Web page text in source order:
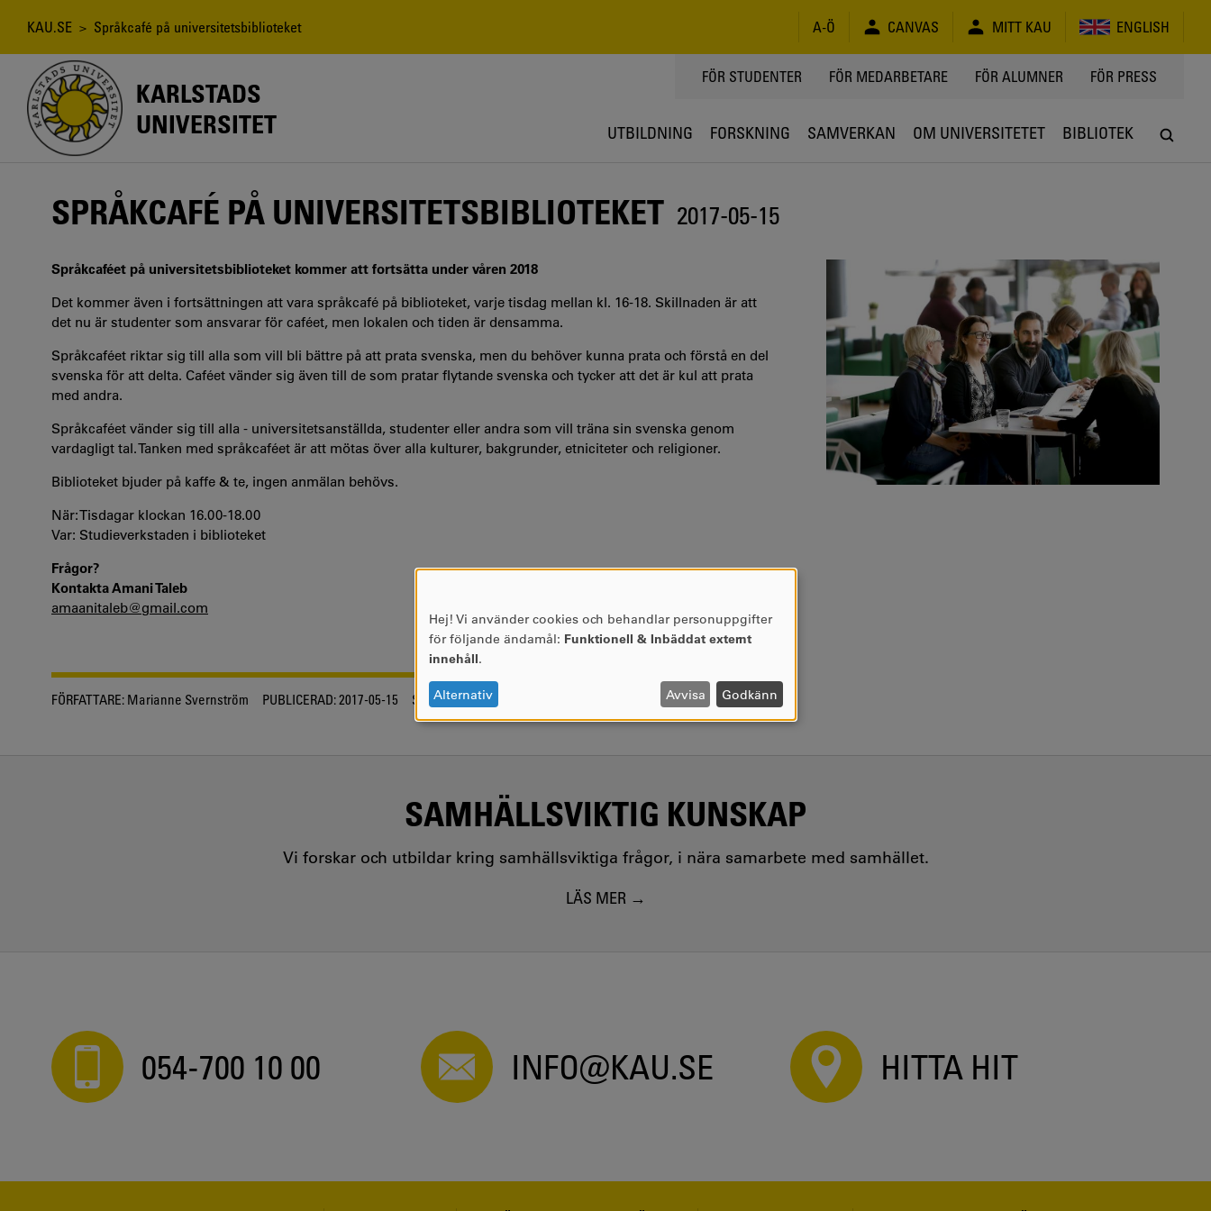
Länkstig
KAU.SE > Språkcafé på universitetsbiblioteket A-Ö CANVAS MITT KAU ENGLISH
KARLSTADS
UNIVERSITET
TOPPMENY
FÖR STUDENTER FÖR MEDARBETARE FÖR ALUMNER FÖR PRESS
UTBILDNING FORSKNING SAMVERKAN OM UNIVERSITETET BIBLIOTEK
SPRÅKCAFÉ PÅ UNIVERSITETSBIBLIOTEKET 2017-05-15
Språkcaféet på universitetsbiblioteket kommer att fortsätta under våren 2018
Det kommer även i fortsättningen att vara språkcafé på biblioteket, varje tisdag mellan kl. 16-18. Skillnaden är att
det nu är studenter som ansvarar för caféet, men lokalen och tiden är densamma.
Språkcaféet riktar sig till alla som vill bli bättre på att prata svenska, men du behöver kunna prata och förstå en del
svenska för att delta. Caféet vänder sig även till de som pratar flytande svenska och tycker att det är kul att prata
med andra.
Språkcaféet vänder sig till alla - universitetsanställda, studenter eller andra som vill träna sin svenska genom
vardagligt tal. Tanken med språkcaféet är att mötas över alla kulturer, bakgrunder, etniciteter och religioner.
Biblioteket bjuder på kaffe & te, ingen anmälan behövs.
När: Tisdagar klockan 16.00-18.00
Var: Studieverkstaden i biblioteket
Frågor?
Kontakta Amani Taleb
amaanitaleb@gmail.com
FÖRFATTARE: Marianne Svernström PUBLICERAD:2017-05-15 SENASTE UPPDATERING:
SAMHÄLLSVIKTIG KUNSKAP
Vi forskar och utbildar kring samhällsviktiga frågor, i nära samarbete med samhället.
LÄS MER
054-700 10 00 INFO@KAU.SE HITTA HIT
ANVÄNDNING
AV
OCH
COOKIES
Hej! Vi använder cookies och behandlar personuppgifter
för följande ändamål: Funktionell & Inbäddat externt
innehåll.
Alternativ Avvisa Godkänn